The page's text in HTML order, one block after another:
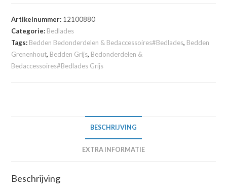
Artikelnummer: 12100880
Categorie: Bedlades
Tags: Bedden Bedonderdelen & Bedaccessoires#Bedlades, Bedden
Grenenhout, Bedden Grijs, Bedonderdelen &
Bedaccessoires#Bedlades Grijs
BESCHRIJVING
EXTRA INFORMATIE
Beschrijving